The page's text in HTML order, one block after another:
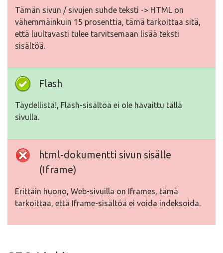
Tämän sivun / sivujen suhde teksti -> HTML on
vähemmäinkuin 15 prosenttia, tämä tarkoittaa sitä,
että luultavasti tulee tarvitsemaan lisää teksti
sisältöä.
Flash
Täydellistä!, Flash-sisältöä ei ole havaittu tällä
sivulla.
html-dokumentti sivun sisälle
(Iframe)
Erittäin huono, Web-sivuilla on Iframes, tämä
tarkoittaa, että Iframe-sisältöä ei voida indeksoida.